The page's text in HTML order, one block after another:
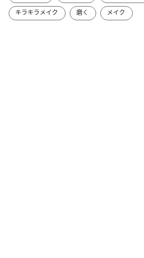
キラキラメイク
磨く メイク